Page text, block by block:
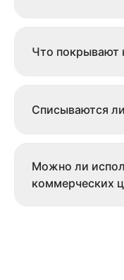
Что покрывают
Списываются
Можно ли
коммерческих